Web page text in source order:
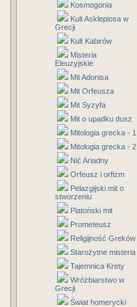
Kosmogonia
Kult Asklepiosa w
Grecji
Kult Kabirów
Misteria
Eleuzyjskie
Mit Adonisa
Mit Orfeusza
Mit Syzyfa
Mit o upadku dusz
Mitologia grecka - 1
Mitologia grecka - 2
Nić Ariadny
Orfeusz i orfizm
Pelazgijski mit o
stworzeniu
Platoński mit
Prometeusz
Religijność Greków
Starożytne misteria
Tajemnica Krety
Wróżbiarstwo w
Grecji
Świat homerycki